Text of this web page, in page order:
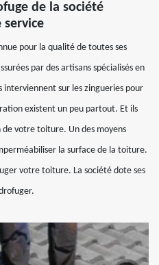
de la société
service
pour la qualité de toutes ses
par des artisans spécialisés en
sur les zingueries pour
existent un peu partout. Et ils
votre toiture. Un des moyens
la surface de la toiture.
votre toiture. La société dote ses